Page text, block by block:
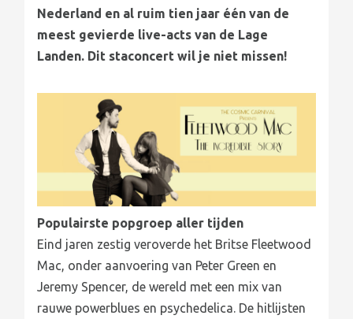
Nederland en al ruim tien jaar één van de
meest gevierde live-acts van de Lage
Landen. Dit staconcert wil je niet missen!
Populairste popgroep aller tijden
Eind jaren zestig veroverde het Britse Fleetwood
Mac, onder aanvoering van Peter Green en
Jeremy Spencer, de wereld met een mix van
rauwe powerblues en psychedelica. De hitlijsten